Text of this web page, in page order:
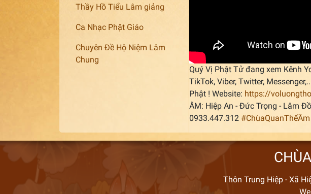
Thầy Hồ Tiểu Lâm giảng
Ca Nhạc Phật Giáo
Chuyên Đề Hộ Niệm Lâm
Chung
Quý Vị Phật Tử đang xem Kênh
TikTok, Viber, Twitter,
Phật ! Website: https://
ÂM: Hiệp An - Đức Trọng - Lâm
0933.447.312 #ChùaQuanThếÂm
Thôn Trung Hiệp - Xã